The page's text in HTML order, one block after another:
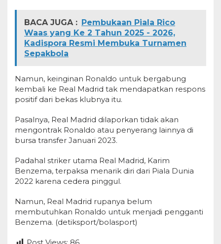
BACA JUGA : Pembukaan Piala Rico
Waas yang Ke 2 Tahun 2025 - 2026,
Kadispora Resmi Membuka Turnamen
Sepakbola
Namun, keinginan Ronaldo untuk bergabung
kembali ke Real Madrid tak mendapatkan respons
positif dari bekas klubnya itu.
Pasalnya, Real Madrid dilaporkan tidak akan
mengontrak Ronaldo atau penyerang lainnya di
bursa transfer Januari 2023.
Padahal striker utama Real Madrid, Karim
Benzema, terpaksa menarik diri dari Piala Dunia
2022 karena cedera pinggul.
Namun, Real Madrid rupanya belum
membutuhkan Ronaldo untuk menjadi pengganti
Benzema. (detiksport/bolasport)